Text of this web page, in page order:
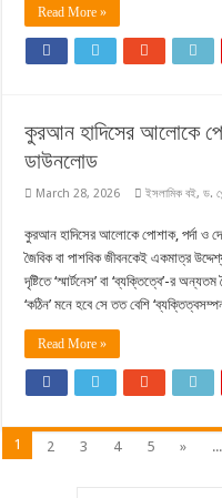
Read More »
কুরআন হাদিসের আলোকে
ডাউনলোড
March 28, 2026 ইসলামিক বই,ড.
কুরআন হাদিসের আলোকে পোশাক, পর্দা ও
জৈবিক বা পাশবিক জীবনকেই একমাত্র
দৃষ্টিতে ‘স্মার্টনেস’ বা ‘ব্যক্তিত্বে’-র
‘কঠিন’ মনে হবে সে তত বেশি
Read More »
1 2 3 4 5 » ...